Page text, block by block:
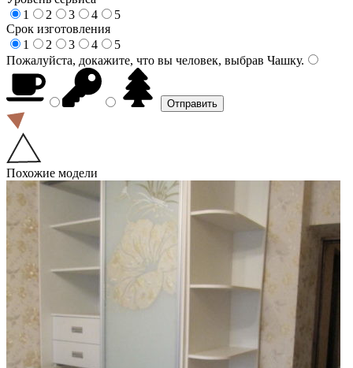
1
2 3 4
5
Срок изготовления
1
2 3 4
5
Пожалуйста, докажите, что вы человек, выбрав Чашку.
Похожие модели